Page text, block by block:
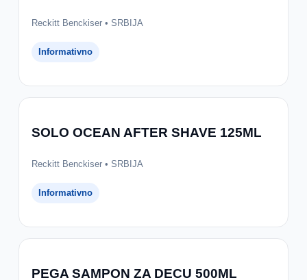
Reckitt Benckiser • SRBIJA
Informativno
SOLO OCEAN AFTER SHAVE 125ML
Reckitt Benckiser • SRBIJA
Informativno
PEGA SAMPON ZA DECU 500ML